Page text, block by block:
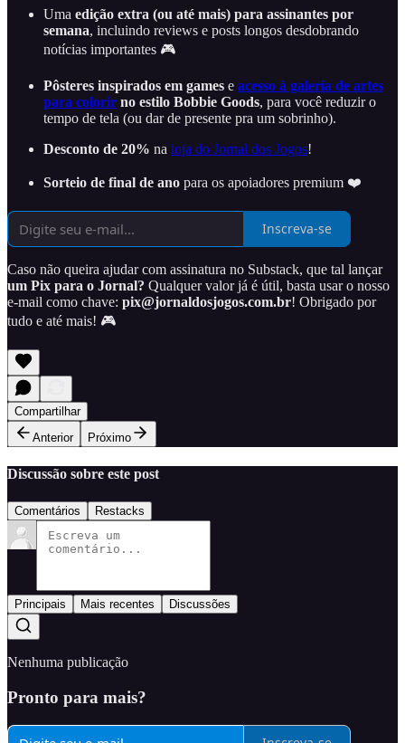
Uma edição extra (ou até mais) para assinantes por
semana, incluindo reviews e posts longos desdobrando
notícias importantes 🎮
Pôsteres inspirados em games e acesso à galeria de artes
para colorir no estilo Bobbie Goods, para você reduzir o
tempo de tela (ou dar de presente pra um sobrinho).
Desconto de 20% na loja do Jornal dos Jogos!
Sorteio de final de ano para os apoiadores premium ❤️
Inscreva-se
Caso não queira ajudar com assinatura no Substack, que tal lançar
um Pix para o Jornal? Qualquer valor já é útil, basta usar o nosso
e-mail como chave: pix@jornaldosjogos.com.br! Obrigado por
tudo e até mais! 🎮
Compartilhar
Anterior
Próximo
Discussão sobre este post
Comentários Restacks
Principais Mais recentes Discussões
Nenhuma publicação
Pronto para mais?